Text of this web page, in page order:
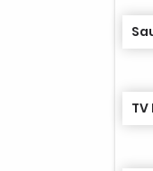
TV